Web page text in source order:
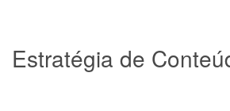
Estratégia de